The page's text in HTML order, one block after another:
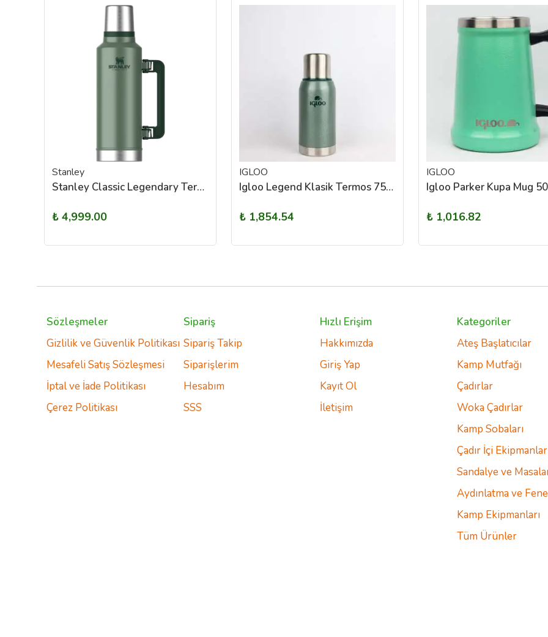
Stanley
Stanley Classic Legendary Termos | 1.9L Yeşil
₺ 4,999.00
IGLOO
Igloo Legend Klasik Termos 750ml
₺ 1,854.54
IGLOO
Igloo Parker Kupa Mug
₺ 1,016.82
Sözleşmeler
Gizlilik ve Güvenlik Politikası
Mesafeli Satış Sözleşmesi
İptal ve İade Politikası
Çerez Politikası
Sipariş
Sipariş Takip
Siparişlerim
Hesabım
SSS
Hızlı Erişim
Hakkımızda
Giriş Yap
Kayıt Ol
İletişim
Kategoriler
Ateş Başlatıcılar
Kamp Mutfağı
Çadırlar
Woka Çadırlar
Kamp Sobaları
Çadır İçi Ekipmanlar
Sandalye ve
Aydınlatma ve
Kamp Ekipmanları
Tüm Ürünler